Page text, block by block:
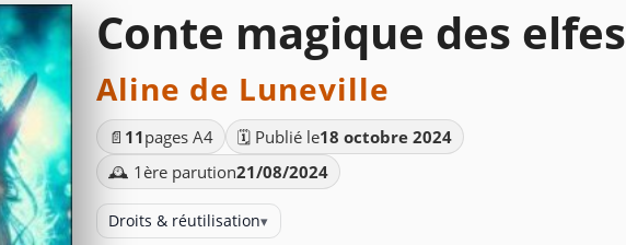
Conte magique des elfes
Aline de Luneville
📄 11pages A4 🗓️ Publié le18 octobre 2024
🕰️ 1ère parution21/08/2024
Droits & réutilisation▾